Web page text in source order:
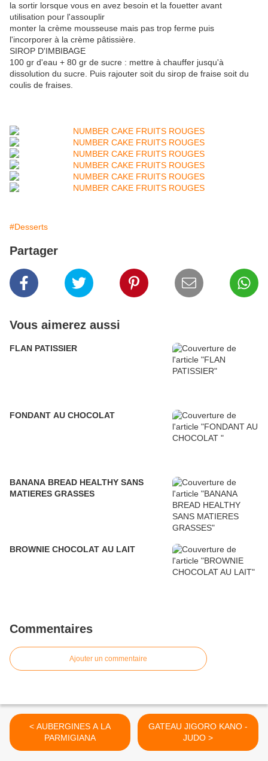
la sortir lorsque vous en avez besoin et la fouetter avant
utilisation pour l'assouplir
monter la crème mousseuse mais pas trop ferme puis
l'incorporer à la crème pâtissière.
SIROP D'IMBIBAGE
100 gr d'eau + 80 gr de sucre : mettre à chauffer jusqu'à
dissolution du sucre. Puis rajouter soit du sirop de fraise soit du
coulis de fraises.
#Desserts
Partager
Vous aimerez aussi
FLAN PATISSIER
FONDANT AU CHOCOLAT
BANANA BREAD HEALTHY SANS
MATIERES GRASSES
BROWNIE CHOCOLAT AU LAIT
Commentaires
Ajouter un commentaire
< AUBERGINES A LA
PARMIGIANA
GATEAU JIGORO KANO -
JUDO >